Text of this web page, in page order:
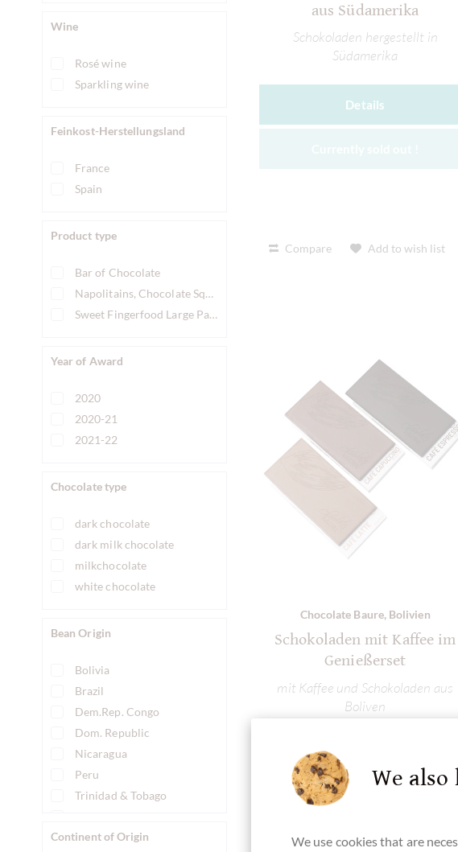
Pump Street Chocolate
Qantu
Zart Pralinen
Wine
Rosé wine
Sparkling wine
Feinkost-Herstellungsland
France
Spain
Product type
Bar of Chocolate
Napolitains, Chocolate Squares
Sweet Fingerfood Large Pack
Year of Award
2020
2020-21
2021-22
Chocolate type
dark chocolate
dark milk chocolate
milkchocolate
white chocolate
Bean Origin
Bolivia
Brazil
Dem.Rep. Congo
Dom. Republic
Nicaragua
Peru
Trinidad & Tobago
Continent of Origin
aus Südamerika
Schokoladen hergestellt in
Südamerika
Details
Compare Add to wish list
Chocolate Baure, Bolivien
Schokoladen mit Kaffee im
Genießerset
mit Kaffee und Schokoladen aus
Boliven
Currently sold out !
We also
We use cookies that are